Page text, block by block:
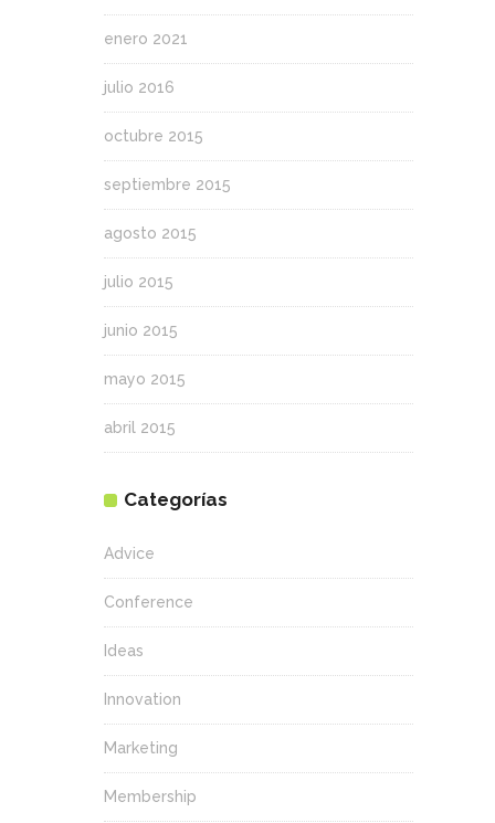
enero 2021
julio 2016
octubre 2015
septiembre 2015
agosto 2015
julio 2015
junio 2015
mayo 2015
abril 2015
Categorías
Advice
Conference
Ideas
Innovation
Marketing
Membership